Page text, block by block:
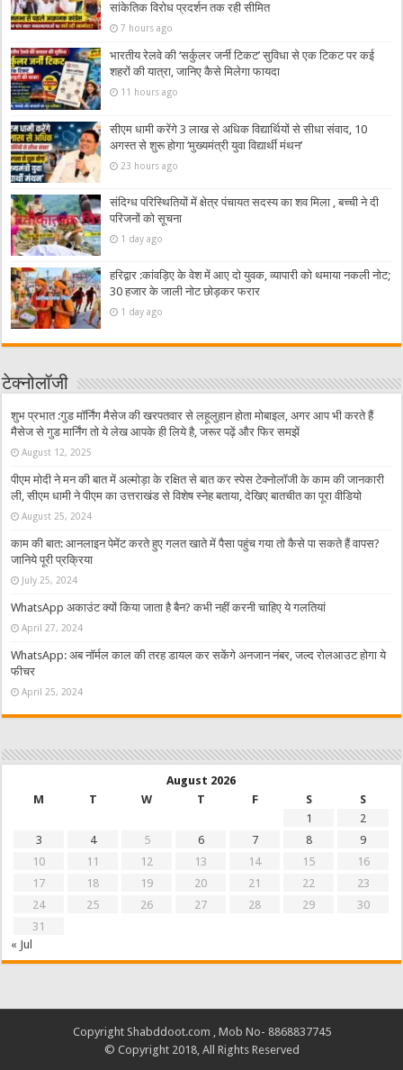
सांकेतिक विरोध प्रदर्शन तक रही सीमित
7 hours ago
भारतीय रेलवे की ‘सर्कुलर जर्नी टिकट’ सुविधा से एक टिकट पर कई
शहरों की यात्रा, जानिए कैसे मिलेगा फायदा
11 hours ago
सीएम धामी करेंगे 3 लाख से अधिक विद्यार्थियों से सीधा संवाद, 10
अगस्त से शुरू होगा ‘मुख्यमंत्री युवा विद्यार्थी मंथन’
23 hours ago
संदिग्ध परिस्थितियों में क्षेत्र पंचायत सदस्य का शव मिला , बच्ची ने दी
परिजनों को सूचना
1 day ago
हरिद्वार :कांवड़िए के वेश में आए दो युवक, व्यापारी को थमाया नकली नोट;
30 हजार के जाली नोट छोड़कर फरार
1 day ago
टेक्नोलॉजी
शुभ प्रभात :गुड मॉर्निंग मैसेज की खरपतवार से लहूलुहान होता मोबाइल, अगर आप भी करते हैं
मैसेज से गुड मार्निंग तो ये लेख आपके ही लिये है, जरूर पढ़ें और फिर समझें
August 12, 2025
पीएम मोदी ने मन की बात में अल्मोड़ा के रक्षित से बात कर स्पेस टेक्नोलॉजी के काम की जानकारी
ली, सीएम धामी ने पीएम का उत्तराखंड से विशेष स्नेह बताया, देखिए बातचीत का पूरा वीडियो
August 25, 2024
काम की बात: आनलाइन पेमेंट करते हुए गलत खाते में पैसा पहुंच गया तो कैसे पा सकते हैं वापस?
जानिये पूरी प्रक्रिया
July 25, 2024
WhatsApp अकाउंट क्यों किया जाता है बैन? कभी नहीं करनी चाहिए ये गलतियां
April 27, 2024
WhatsApp: अब नॉर्मल काल की तरह डायल कर सकेंगे अनजान नंबर, जल्द रोलआउट होगा ये
फीचर
April 25, 2024
August 2026
M
T W T F S
S
1
2
3
4 5 6 7 8
9
10
11 12 13 14 15
16
17
18 19 20 21 22
23
24
25 26 27 28 29
30
31
« Jul
Copyright Shabddoot.com , Mob No- 8868837745
© Copyright 2018, All Rights Reserved